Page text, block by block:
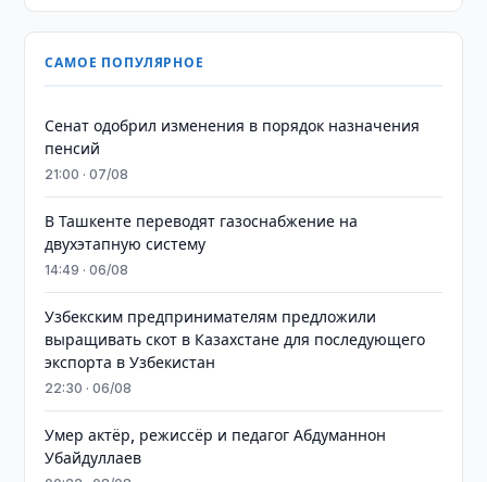
САМОЕ ПОПУЛЯРНОЕ
Сенат одобрил изменения в порядок назначения
пенсий
21:00 · 07/08
В Ташкенте переводят газоснабжение на
двухэтапную систему
14:49 · 06/08
Узбекским предпринимателям предложили
выращивать скот в Казахстане для последующего
экспорта в Узбекистан
22:30 · 06/08
Умер актёр, режиссёр и педагог Абдуманнон
Убайдуллаев